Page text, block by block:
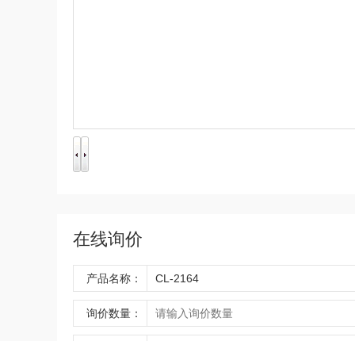
在线询价
产品名称：
询价数量：